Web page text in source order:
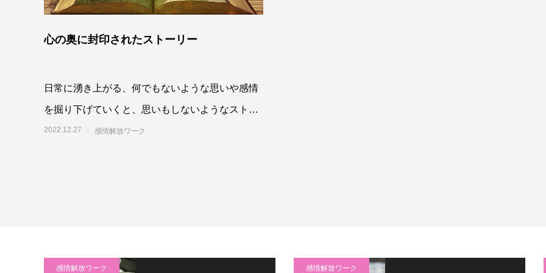
心の奥に封印されたストーリー
日常に湧き上がる、何でもないような思いや感情
を掘り下げていくと、思いもしないようなストー
リーが出てくることがあります。それは、固く封
2022.12.27 感情解放ワーク
感情解放ワーク 感情解放ワーク